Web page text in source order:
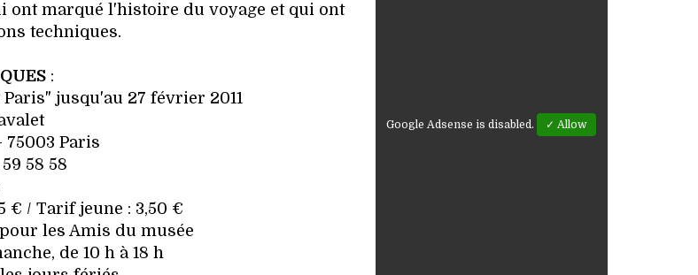
ont marqué l'histoire du voyage et qui ont
techniques.
:
jusqu'au 27 février 2011
75003 Paris
59 58 58
€ / Tarif jeune : 3,50 €
les Amis du musée
de 10 h à 18 h
Google Adsense is disabled. ✓ Allow